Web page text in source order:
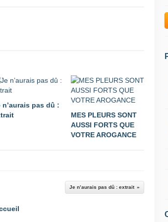
n’aurais pas dû :
MES PLEURS SONT
AUSSI FORTS QUE
VOTRE AROGANCE
Je n’aurais pas dû : extrait